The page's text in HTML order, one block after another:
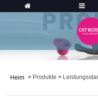
Heim > Produkte >